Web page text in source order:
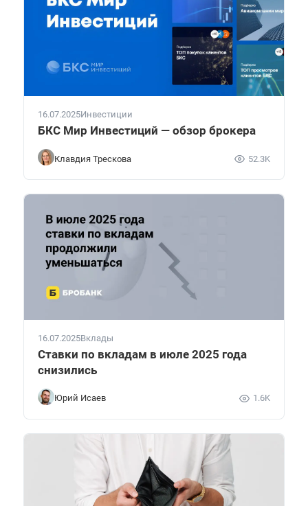
16.07.2025Инвестиции
БКС Мир Инвестиций — обзор брокера
Клавдия Трескова 52.3K
16.07.2025Вклады
Ставки по вкладам в июле 2025 года
снизились
Юрий Исаев 1.6K